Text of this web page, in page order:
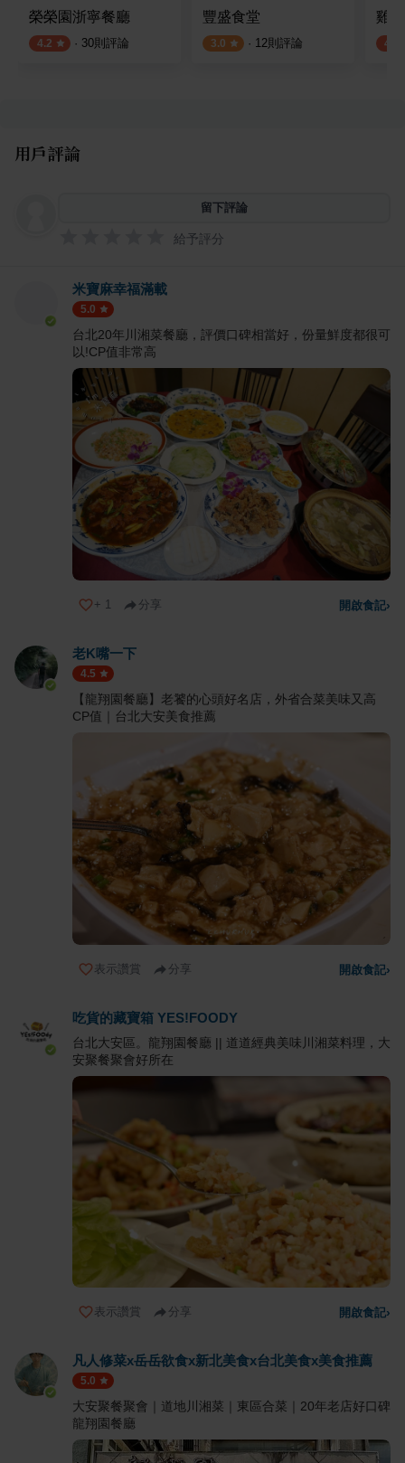
榮榮園浙寧餐廳
4.2 · 30則評論
豐盛食堂
3.0 · 12則評論
雞
4.1
用戶評論
留下評論
給予評分
米寶麻幸福滿載
5.0
台北20年川湘菜餐廳，評價口碑相當好，份量鮮度都很可
以!CP值非常高
+ 1 分享 開啟食記›
老K嘴一下
4.5
【龍翔園餐廳】老饕的心頭好名店，外省合菜美味又高
CP值｜台北大安美食推薦
表示讚賞 分享 開啟食記›
吃貨的藏寶箱 YES!FOODY
台北大安區。龍翔園餐廳 || 道道經典美味川湘菜料理，大
安聚餐聚會好所在
表示讚賞 分享 開啟食記›
凡人修菜x岳岳欲食x新北美食x台北美食x美食推薦
5.0
大安聚餐聚會｜道地川湘菜｜東區合菜｜20年老店好口碑
龍翔園餐廳